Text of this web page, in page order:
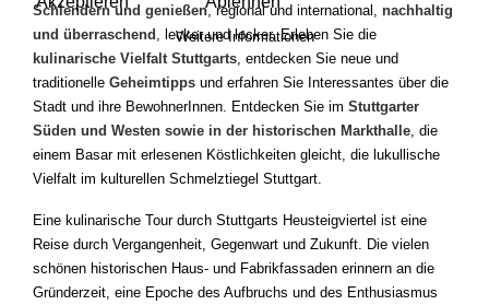
Schlendern und genießen, regional und international, nachhaltig
und überraschend
, lecker und locker. Erleben Sie die
kulinarische Vielfalt Stuttgarts , entdecken Sie neue und
traditionelle Geheimtipps und erfahren Sie Interessantes über die
Stadt und ihre BewohnerInnen. Entdecken Sie im Stuttgarter
Süden und Westen sowie in der historischen Markthalle , die
einem Basar mit erlesenen Köstlichkeiten gleicht, die lukullische
Vielfalt im kulturellen Schmelztiegel Stuttgart.
Eine kulinarische Tour durch Stuttgarts Heusteigviertel ist eine
Reise durch Vergangenheit, Gegenwart und Zukunft. Die vielen
schönen historischen Haus- und Fabrikfassaden erinnern an die
Gründerzeit, eine Epoche des Aufbruchs und des Enthusiasmus
Weitere Informationen